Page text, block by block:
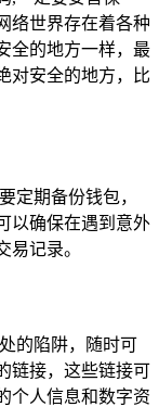
络世界存在着各种
全的地方一样，最
对安全的地方，比
定期备份钱包，
以确保在遇到意外
易记录。
的陷阱，随时可
链接，这些链接可
个人信息和数字资